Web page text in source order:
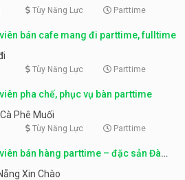
Tùy Năng Lực Parttime
bán cafe mang đi parttime, fulltime
Tùy Năng Lực Parttime
pha chế, phục vụ bàn parttime
Phê Muối
Tùy Năng Lực Parttime
bán hàng parttime – đặc sản Đà
Xin Chào